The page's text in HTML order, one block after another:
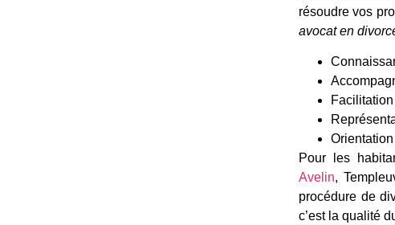
résoudre vos
avocat en
Pour les
Avelin,
procédure de
c’est la qualité